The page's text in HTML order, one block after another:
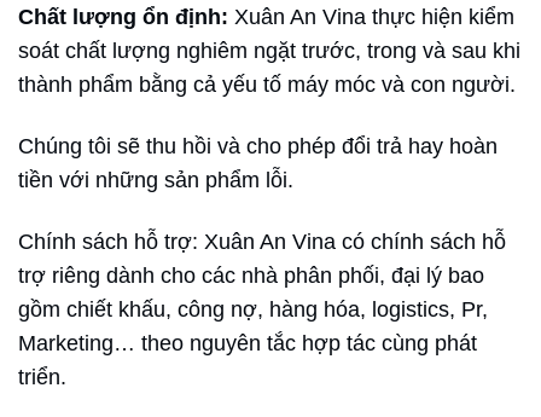
Chất lượng ổn định: Xuân An Vina thực hiện kiểm
soát chất lượng nghiêm ngặt trước, trong và sau khi
thành phẩm bằng cả yếu tố máy móc và con người.
Chúng tôi sẽ thu hồi và cho phép đổi trả hay hoàn
tiền với những sản phẩm lỗi.
Chính sách hỗ trợ: Xuân An Vina có chính sách hỗ
trợ riêng dành cho các nhà phân phối, đại lý bao
gồm chiết khấu, công nợ, hàng hóa, logistics, Pr,
Marketing… theo nguyên tắc hợp tác cùng phát
triển.